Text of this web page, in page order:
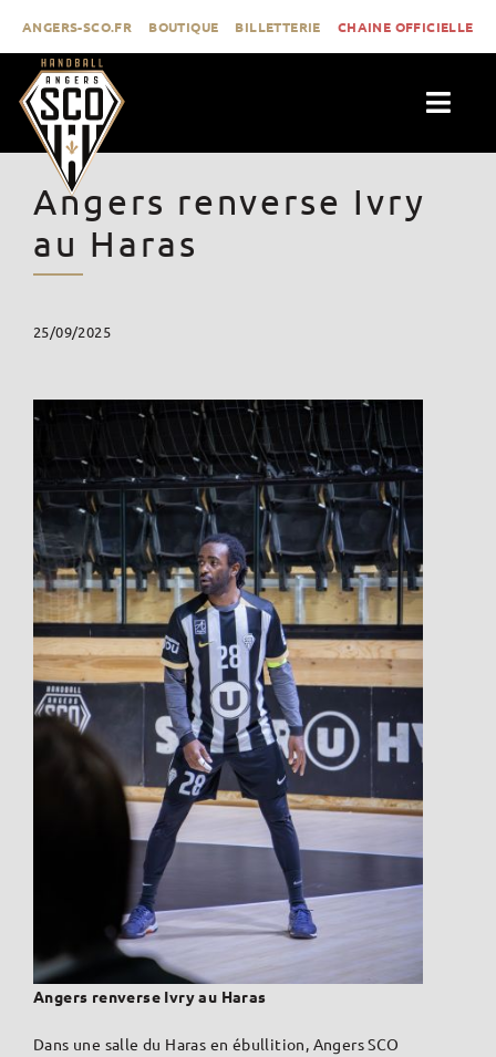
contenu
ANGERS-SCO.FR BOUTIQUE BILLETTERIE CHAINE OFFICIELLE
ACTUALITÉS
CLUB
PROLIGUE
Angers renverse Ivry
au Haras
25/09/2025
Angers renverse Ivry au Haras
Dans une salle du Haras en ébullition, Angers SCO